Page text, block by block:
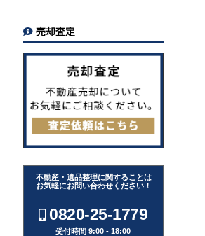
売却査定
不動産・遺品整理に関することは
お気軽にお問い合わせください！
0820-25-1779
受付時間 9:00 - 18:00